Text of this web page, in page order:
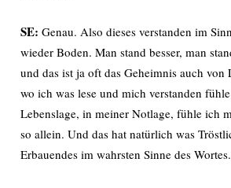
SE: Genau. Also dieses verstanden im
wieder Boden. Man stand besser, man
und das ist ja oft das Geheimnis auch von
wo ich was lese und mich verstanden
Lebenslage, in meiner Notlage, fühle ich
so allein. Und das hat natürlich was
Erbauendes im wahrsten Sinne des Wortes.